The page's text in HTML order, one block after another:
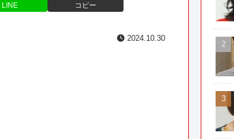
LINE コピー
2024.10.30